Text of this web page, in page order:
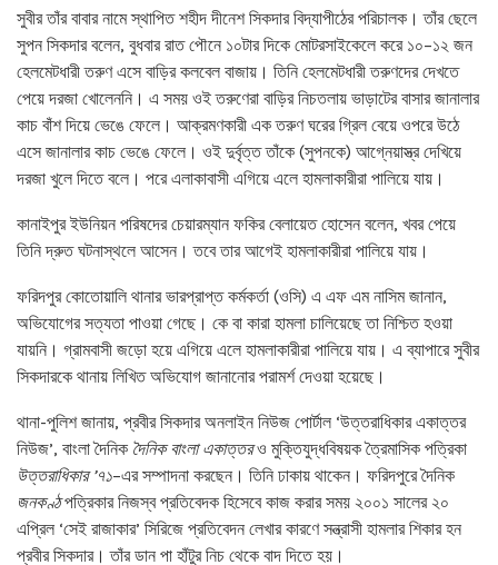
সুবীর তাঁর বাবার নামে স্থাপিত শহীদ দীনেশ সিকদার বিদ্যাপীঠের পরিচালক। তাঁর ছেলে
সুপন সিকদার বলেন, বুধবার রাত পৌনে ১০টার দিকে মোটরসাইকেলে করে ১০–১২ জন
হেলমেটধারী তরুণ এসে বাড়ির কলবেল বাজায়। তিনি হেলমেটধারী তরুণদের দেখতে
পেয়ে দরজা খোলেননি। এ সময় ওই তরুণেরা বাড়ির নিচতলায় ভাড়াটের বাসার জানালার
কাচ বাঁশ দিয়ে ভেঙে ফেলে। আক্রমণকারী এক তরুণ ঘরের গ্রিল বেয়ে ওপরে উঠে
এসে জানালার কাচ ভেঙে ফেলে। ওই দুর্বৃত্ত তাঁকে (সুপনকে) আগ্নেয়াস্ত্র দেখিয়ে
দরজা খুলে দিতে বলে। পরে এলাকাবাসী এগিয়ে এলে হামলাকারীরা পালিয়ে যায়।
কানাইপুর ইউনিয়ন পরিষদের চেয়ারম্যান ফকির বেলায়েত হোসেন বলেন, খবর পেয়ে
তিনি দ্রুত ঘটনাস্থলে আসেন। তবে তার আগেই হামলাকারীরা পালিয়ে যায়।
ফরিদপুর কোতোয়ালি থানার ভারপ্রাপ্ত কর্মকর্তা (ওসি) এ এফ এম নাসিম জানান,
অভিযোগের সত্যতা পাওয়া গেছে। কে বা কারা হামলা চালিয়েছে তা নিশ্চিত হওয়া
যায়নি। গ্রামবাসী জড়ো হয়ে এগিয়ে এলে হামলাকারীরা পালিয়ে যায়। এ ব্যাপারে সুবীর
সিকদারকে থানায় লিখিত অভিযোগ জানানোর পরামর্শ দেওয়া হয়েছে।
থানা-পুলিশ জানায়, প্রবীর সিকদার অনলাইন নিউজ পোর্টাল ‘উত্তরাধিকার একাত্তর
নিউজ’, বাংলা দৈনিক দৈনিক বাংলা একাত্তরও মুক্তিযুদ্ধবিষয়ক ত্রৈমাসিক পত্রিকা
উত্তরাধিকার ’৭১–এর সম্পাদনা করছেন। তিনি ঢাকায় থাকেন। ফরিদপুরে দৈনিক
জনকণ্ঠপত্রিকার নিজস্ব প্রতিবেদক হিসেবে কাজ করার সময় ২০০১ সালের ২০
এপ্রিল ‘সেই রাজাকার’ সিরিজে প্রতিবেদন লেখার কারণে সন্ত্রাসী হামলার শিকার হন
প্রবীর সিকদার। তাঁর ডান পা হাঁটুর নিচ থেকে বাদ দিতে হয়।